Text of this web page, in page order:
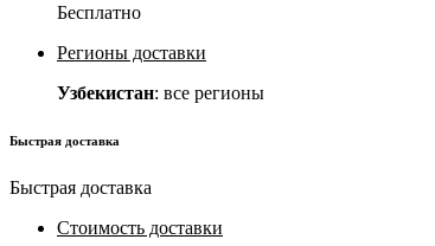
Бесплатно
Регионы доставки
Узбекистан: все регионы
Быстрая доставка
Быстрая доставка
Стоимость доставки